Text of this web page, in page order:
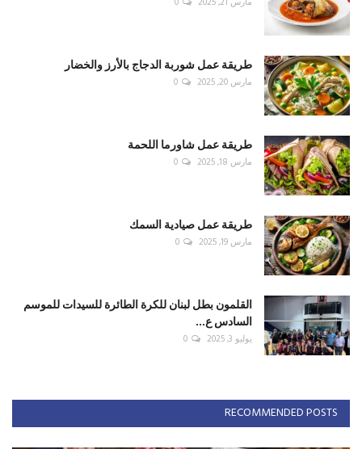
طريقة عمل شوربة الدجاج بالأرز والخضار
مارس 20, 2025 0
طريقة عمل شاورما اللحمة
مارس 18, 2025 0
طريقة عمل صيادية السمك
مارس 19, 2025 0
القلمون بطل لبنان للكرة الطائرة للسيدات للموسم
السادس ع...
يوليو 3, 2025 0
RECOMMENDED POSTS